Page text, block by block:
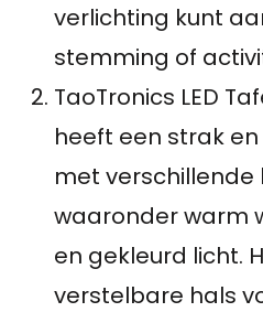
verlichting kunt
stemming of
TaoTronics LED
heeft een strak
met verschillende
waaronder warm
en gekleurd licht.
verstelbare hals